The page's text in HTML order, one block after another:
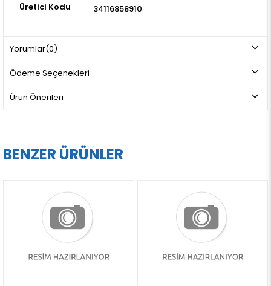
Üretici Kodu
34116858910
Yorumlar(0)
Ödeme Seçenekleri
Ürün Önerileri
BENZER ÜRÜNLER